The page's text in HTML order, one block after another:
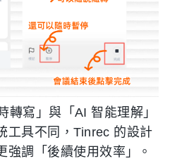
轉寫」與「AI 智能理解」
工具不同，Tinrec 的設計
強調「後續使用效率」。